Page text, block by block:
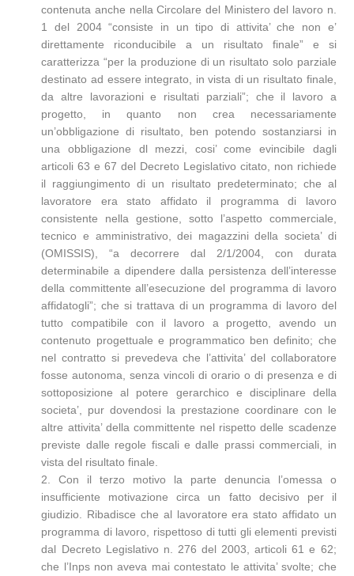
contenuta anche nella Circolare del Ministero del lavoro n.
1 del 2004 “consiste in un tipo di attivita’ che non e’
direttamente riconducibile a un risultato finale” e si
caratterizza “per la produzione di un risultato solo parziale
destinato ad essere integrato, in vista di un risultato finale,
da altre lavorazioni e risultati parziali”; che il lavoro a
progetto, in quanto non crea necessariamente
un’obbligazione di risultato, ben potendo sostanziarsi in
una obbligazione dl mezzi, cosi’ come evincibile dagli
articoli 63 e 67 del Decreto Legislativo citato, non richiede
il raggiungimento di un risultato predeterminato; che al
lavoratore era stato affidato il programma di lavoro
consistente nella gestione, sotto l’aspetto commerciale,
tecnico e amministrativo, dei magazzini della societa’ di
(OMISSIS), “a decorrere dal 2/1/2004, con durata
determinabile a dipendere dalla persistenza dell’interesse
della committente all’esecuzione del programma di lavoro
affidatogli”; che si trattava di un programma di lavoro del
tutto compatibile con il lavoro a progetto, avendo un
contenuto progettuale e programmatico ben definito; che
nel contratto si prevedeva che l’attivita’ del collaboratore
fosse autonoma, senza vincoli di orario o di presenza e di
sottoposizione al potere gerarchico e disciplinare della
societa’, pur dovendosi la prestazione coordinare con le
altre attivita’ della committente nel rispetto delle scadenze
previste dalle regole fiscali e dalle prassi commerciali, in
vista del risultato finale.
2. Con il terzo motivo la parte denuncia l’omessa o
insufficiente motivazione circa un fatto decisivo per il
giudizio. Ribadisce che al lavoratore era stato affidato un
programma di lavoro, rispettoso di tutti gli elementi previsti
dal Decreto Legislativo n. 276 del 2003, articoli 61 e 62;
che l’Inps non aveva mai contestato le attivita’ svolte; che